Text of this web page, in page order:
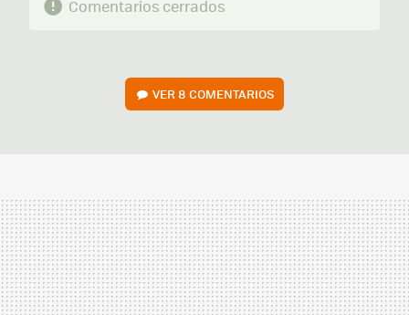
Comentarios cerrados
VER8 COMENTARIOS